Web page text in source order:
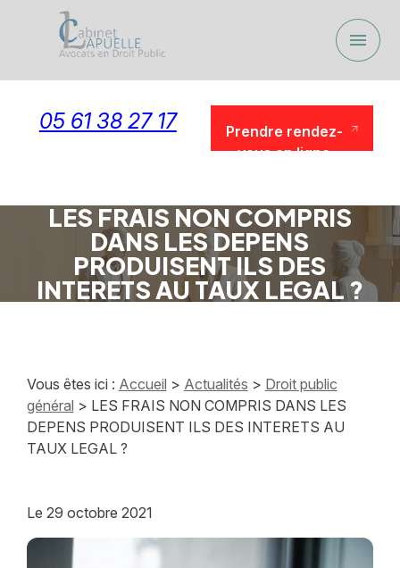
menu
05 61 38 27 17
Prendre rendez-
vous en ligne
LES FRAIS NON COMPRIS
DANS LES DEPENS
PRODUISENT ILS DES
INTERETS AU TAUX LEGAL ?
Vous êtes ici : Accueil > Actualités > Droit public
général > LES FRAIS NON COMPRIS DANS LES
DEPENS PRODUISENT ILS DES INTERETS AU
TAUX LEGAL ?
Le 29 octobre 2021
Panneau de gestion des cookies